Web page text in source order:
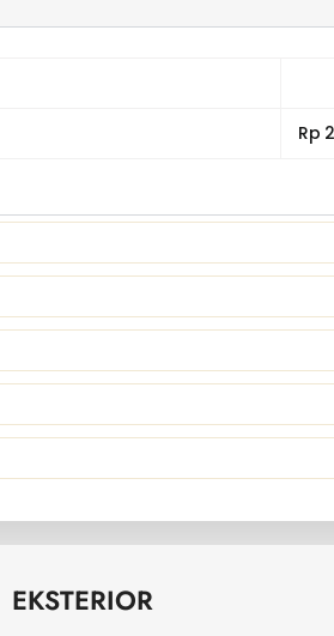
Rp
EKSTERIOR